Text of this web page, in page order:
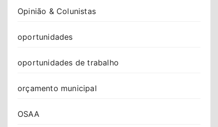
Opinião & Colunistas
oportunidades
oportunidades de trabalho
orçamento municipal
OSAA